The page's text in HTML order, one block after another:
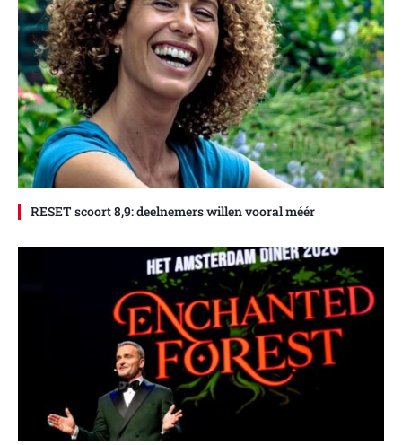
RESET scoort 8,9: deelnemers willen vooral méér